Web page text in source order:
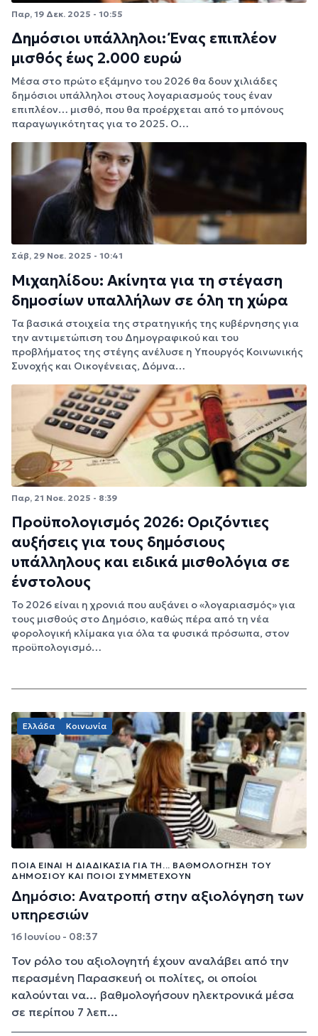
Παρ, 19 Δεκ. 2025 - 10:55
Δημόσιοι υπάλληλοι: Ένας επιπλέον
μισθός έως 2.000 ευρώ
Μέσα στο πρώτο εξάμηνο του 2026 θα δουν χιλιάδες
δημόσιοι υπάλληλοι στους λογαριασμούς τους έναν
επιπλέον… μισθό, που θα προέρχεται από το μπόνους
παραγωγικότητας για το 2025. Ο…
Σάβ, 29 Νοε. 2025 - 10:41
Μιχαηλίδου: Ακίνητα για τη στέγαση
δημοσίων υπαλλήλων σε όλη τη χώρα
Τα βασικά στοιχεία της στρατηγικής της κυβέρνησης για
την αντιμετώπιση του Δημογραφικού και του
προβλήματος της στέγης ανέλυσε η Υπουργός Κοινωνικής
Συνοχής και Οικογένειας, Δόμνα…
Παρ, 21 Νοε. 2025 - 8:39
Προϋπολογισμός 2026: Οριζόντιες
αυξήσεις για τους δημόσιους
υπάλληλους και ειδικά μισθολόγια σε
ένστολους
Το 2026 είναι η χρονιά που αυξάνει ο «λογαριασμός» για
τους μισθούς στο Δημόσιο, καθώς πέρα από τη νέα
φορολογική κλίμακα για όλα τα φυσικά πρόσωπα, στον
προϋπολογισμό…
Ελλάδα Κοινωνία
ΠΟΙΑ ΕΊΝΑΙ Η ΔΙΑΔΙΚΑΣΊΑ ΓΙΑ ΤΗ... ΒΑΘΜΟΛΌΓΗΣΗ ΤΟΥ
ΔΗΜΟΣΊΟΥ ΚΑΙ ΠΟΙΟΙ ΣΥΜΜΕΤΈΧΟΥΝ
Δημόσιο: Ανατροπή στην αξιολόγηση των
υπηρεσιών
16 Ιουνίου - 08:37
Τον ρόλο του αξιολογητή έχουν αναλάβει από την
περασμένη Παρασκευή οι πολίτες, οι οποίοι
καλούνται να… βαθμολογήσουν ηλεκτρονικά μέσα
σε περίπου 7 λεπ...